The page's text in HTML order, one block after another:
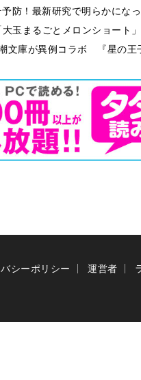
防！最新研究で明らかにな
玉まるごとメロンショート
文庫が異例コラボ 『星の
シーポリシー 運営者